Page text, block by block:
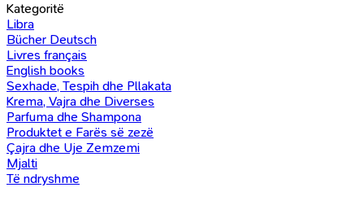
Kategoritë
Libra
Bücher Deutsch
Livres français
English books
Sexhade, Tespih dhe Pllakata
Krema, Vajra dhe Diverses
Parfuma dhe Shampona
Produktet e Farës së zezë
Çajra dhe Uje Zemzemi
Mjalti
Të ndryshme